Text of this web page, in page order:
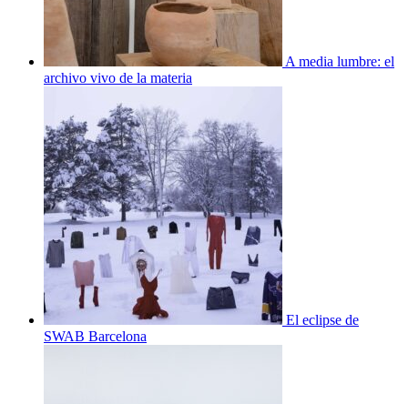
A media lumbre: el
archivo vivo de la materia
El eclipse de
SWAB Barcelona